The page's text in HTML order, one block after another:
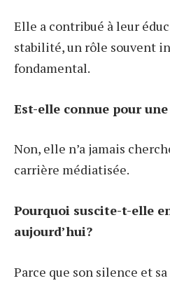
Elle a contribué à leur
stabilité, un rôle souvent
fondamental.
Est-elle connue pour
Non, elle n’a jamais
carrière médiatisée.
Pourquoi suscite-t-elle
aujourd’hui?
Parce que son silence et